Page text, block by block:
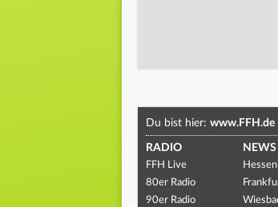
Du bist hier: www.FFH.de
RADIO
FFH Live
80er Radio
90er Radio
NEWS